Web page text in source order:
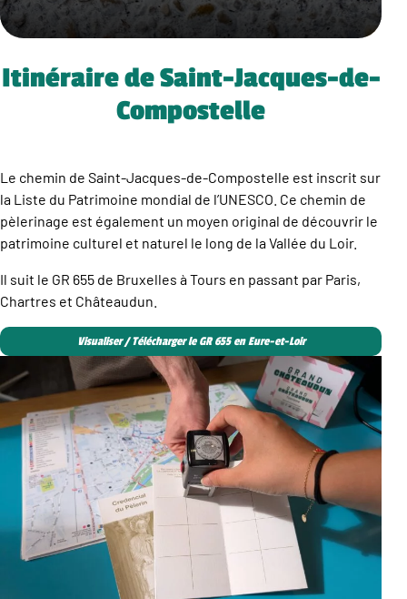
Itinéraire de Saint-Jacques-de-
Compostelle
Le chemin de Saint-Jacques-de-Compostelle est inscrit sur
la Liste du Patrimoine mondial de l’UNESCO. Ce chemin de
pèlerinage est également un moyen original de découvrir le
patrimoine culturel et naturel le long de la Vallée du Loir.
Il suit le GR 655 de Bruxelles à Tours en passant par Paris,
Chartres et Châteaudun.
Visualiser / Télécharger le GR 655 en Eure-et-Loir